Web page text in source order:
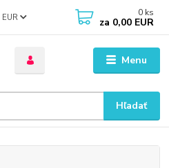
Menu
EUR
Hľadať
0 ks
za 0,00 EUR